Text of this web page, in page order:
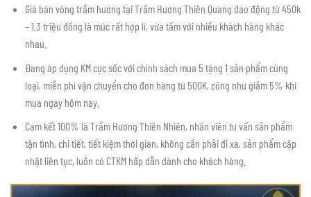
Giá bán vòng trầm hương tại Trầm Hương Thiên Quang dao động từ 450k
– 1.3 triệu đồng là mức rất hợp lí, vừa tầm với nhiều khách hàng khác
nhau.
Đang áp dụng KM cực sốc với chính sách mua 5 tặng 1 sản phẩm cùng
loại, miễn phí vận chuyển cho đơn hàng từ 500K, cũng như giảm 5% khi
mua ngay hôm nay.
Cam kết 100% là Trầm Hương Thiên Nhiên, nhân viên tư vấn sản phẩm
tận tình, chi tiết, tiết kiệm thời gian, không cần phải đi xa, sản phẩm cập
nhật liên tục, luôn có CTKM hấp dẫn dành cho khách hàng.